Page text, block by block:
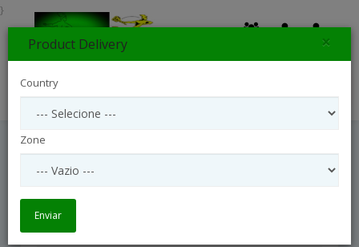
Flowerbouquet Winter Sun
}
Product Delivery ×
Country
Zone
Enviar